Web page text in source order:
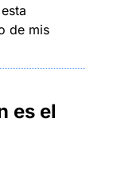
de mis
es el